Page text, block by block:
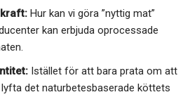
Hur kan vi göra ”nyttig mat”
kan erbjuda oprocessade
Istället för att bara prata om att
det naturbetesbaserade köttets